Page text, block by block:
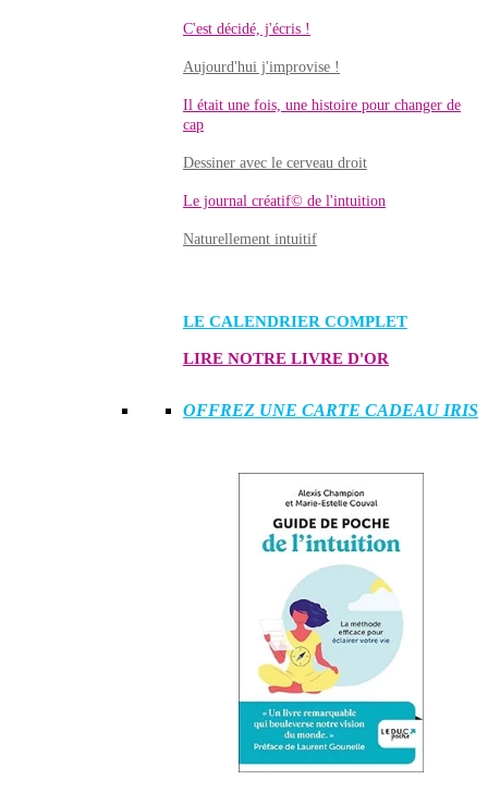
C'est décidé, j'écris !
Aujourd'hui j'improvise !
Il était une fois, une histoire pour changer de
cap
Dessiner avec le cerveau droit
Le journal créatif© de l'intuition
Naturellement intuitif
LE CALENDRIER COMPLET
LIRE NOTRE LIVRE D'OR
OFFREZ UNE CARTE CADEAU IRIS